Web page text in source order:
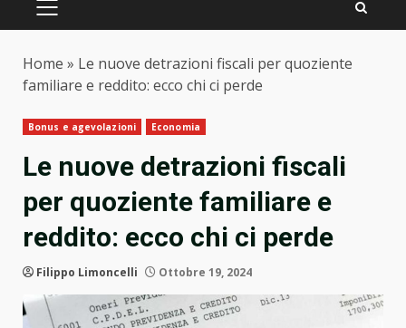
PRIMARY
Home » Le nuove detrazioni fiscali per quoziente
familiare e reddito: ecco chi ci perde
Bonus e agevolazioni Economia
Le nuove detrazioni fiscali
per quoziente familiare e
reddito: ecco chi ci perde
Filippo Limoncelli Ottobre 19, 2024